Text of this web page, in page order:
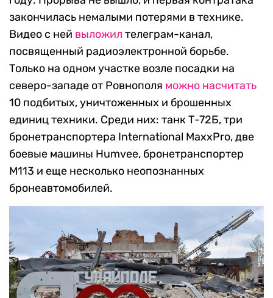
закончилась немалыми потерями в технике.
Видео с ней выложил телеграм-канал,
посвященный радиоэлектронной борьбе.
Только на одном участке возле посадки на
северо-западе от Ровнополя можно насчитать
10 подбитых, уничтоженных и брошенных
единиц техники. Среди них: танк Т-72Б, три
бронетранспортера International MaxxPro, две
боевые машины Humvee, бронетранспортер
M113 и еще несколько неопознанных
бронеавтомобилей.